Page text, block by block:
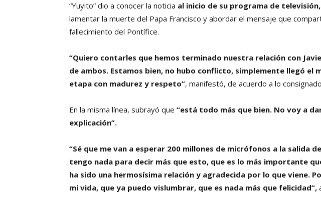
“Yuyito” dio a conocer la noticia al inicio de su programa de televisión,
lamentar la muerte del Papa Francisco y abordar el mensaje que
fallecimiento del Pontífice.
“Quiero contarles que hemos terminado nuestra relación con
de ambos. Estamos bien, no hubo conflicto, simplemente llegó el
etapa con madurez y respeto”, manifestó, de acuerdo a lo
En la misma línea, subrayó que “está todo más que bien. No voy a
explicación”.
“Sé que me van a esperar 200 millones de micrófonos a la salida
tengo nada para decir más que esto, que es lo más importante
ha sido una hermosísima relación y agradecida por lo que viene.
mi vida, que ya puedo vislumbrar, que es nada más que felicidad”,